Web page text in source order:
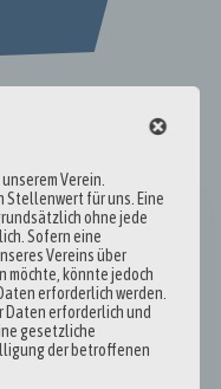
der Artikel
Blogbeiträge
aus
und
Verein.
Stellenwert für uns. Eine
ohne jede
Sofern eine
Vereins über
möchte, könnte jedoch
erforderlich werden.
Daten erforderlich und
gesetzliche
der betroffenen